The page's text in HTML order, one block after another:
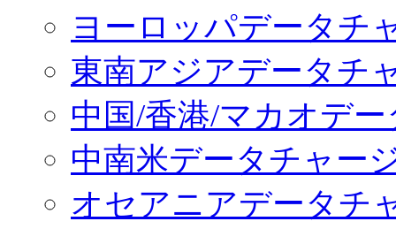
ヨーロッパデータチ
東南アジアデータチ
中国/香港/マカオデ
中南米データチャー
オセアニアデータチ